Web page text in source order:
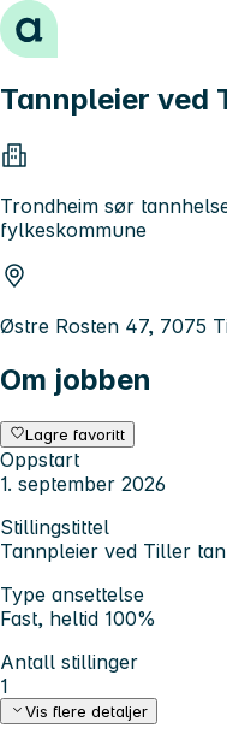
Hopp til innhold
Tannpleier ved
Trondheim sør
fylkeskommune
Østre Rosten 47, 7075
Om jobben
Lagre favoritt
Oppstart
1. september 2026
Stillingstittel
Tannpleier ved Tiller
Type ansettelse
Fast, heltid 100%
Antall stillinger
1
Vis flere detaljer